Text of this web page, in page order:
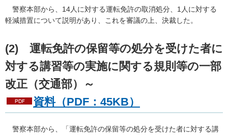
警察本部から、14人に対する運転免許の取消処分、1人に対する
軽減措置について説明があり、これを審議の上、決裁した。
(2)
運転免許の保留等の処分を受けた者に
対する講習等の実施に関する規則等の一部
改正（交通部）～
資料（PDF：45KB）
警察本部から、「運転免許の保留等の処分を受けた者に対する講